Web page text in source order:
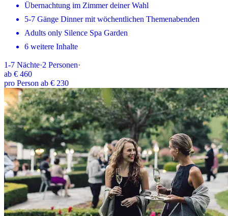
Übernachtung im Zimmer deiner Wahl
5-7 Gänge Dinner mit wöchentlichen Themenabenden
Adults only Silence Spa Garden
6 weitere Inhalte
1-7 Nächte·2 Personen·
ab € 460
pro Person ab € 230